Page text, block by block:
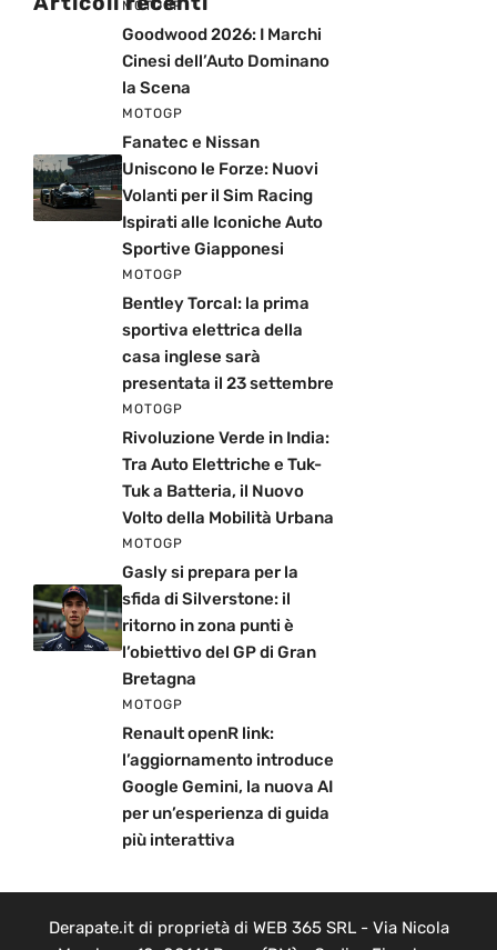
MOTOGP
Goodwood 2026: I Marchi
Cinesi dell’Auto Dominano
la Scena
MOTOGP
Fanatec e Nissan
Uniscono le Forze: Nuovi
Volanti per il Sim Racing
Ispirati alle Iconiche Auto
Sportive Giapponesi
MOTOGP
Bentley Torcal: la prima
sportiva elettrica della
casa inglese sarà
presentata il 23 settembre
MOTOGP
Rivoluzione Verde in India:
Tra Auto Elettriche e Tuk-
Tuk a Batteria, il Nuovo
Volto della Mobilità Urbana
MOTOGP
Gasly si prepara per la
sfida di Silverstone: il
ritorno in zona punti è
l’obiettivo del GP di Gran
Bretagna
MOTOGP
Renault openR link:
l’aggiornamento introduce
Google Gemini, la nuova AI
per un’esperienza di guida
più interattiva
Derapate.it di proprietà di WEB 365 SRL - Via Nicola